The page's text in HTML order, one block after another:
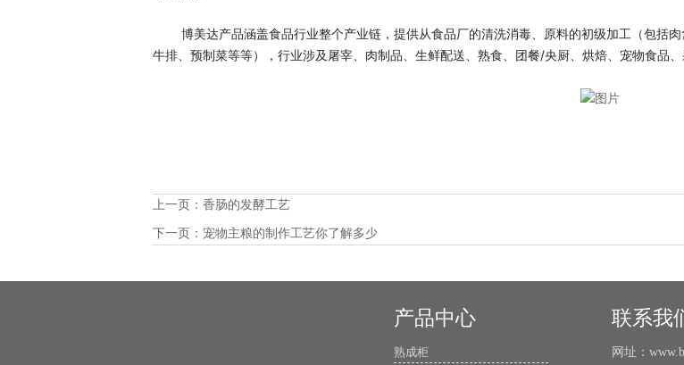
博美达产品涵盖食品行业整个产业链，提供从食品厂的清洗消毒、原料的初级加工（包括肉
牛排、预制菜等等），行业涉及屠宰、肉制品、生鲜配送、熟食、团餐/央厨、烘焙、宠物食品、
上一页：香肠的发酵工艺
下一页： 宠物主粮的制作工艺你了解多少
产品中心
熟成柜
联系我
网址：